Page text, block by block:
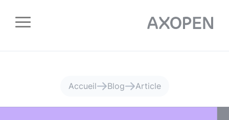
Accueil Blog Article